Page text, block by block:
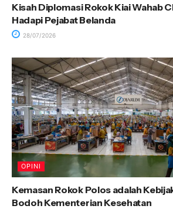
Kisah Diplomasi Rokok Kiai Wahab
Hadapi Pejabat Belanda
28/07/2026
OPINI
Kemasan Rokok Polos adalah
Bodoh Kementerian Kesehatan